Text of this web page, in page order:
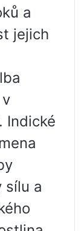
a
jejich
Indické
sílu a